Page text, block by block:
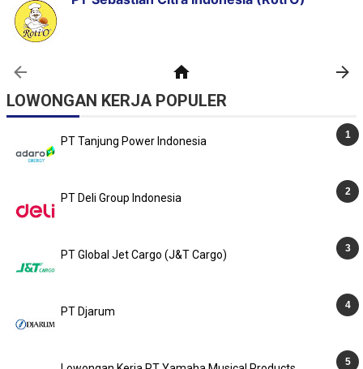
LOWONGAN KERJA POPULER
PT Tanjung Power Indonesia
PT Deli Group Indonesia
PT Global Jet Cargo (J&T Cargo)
PT Djarum